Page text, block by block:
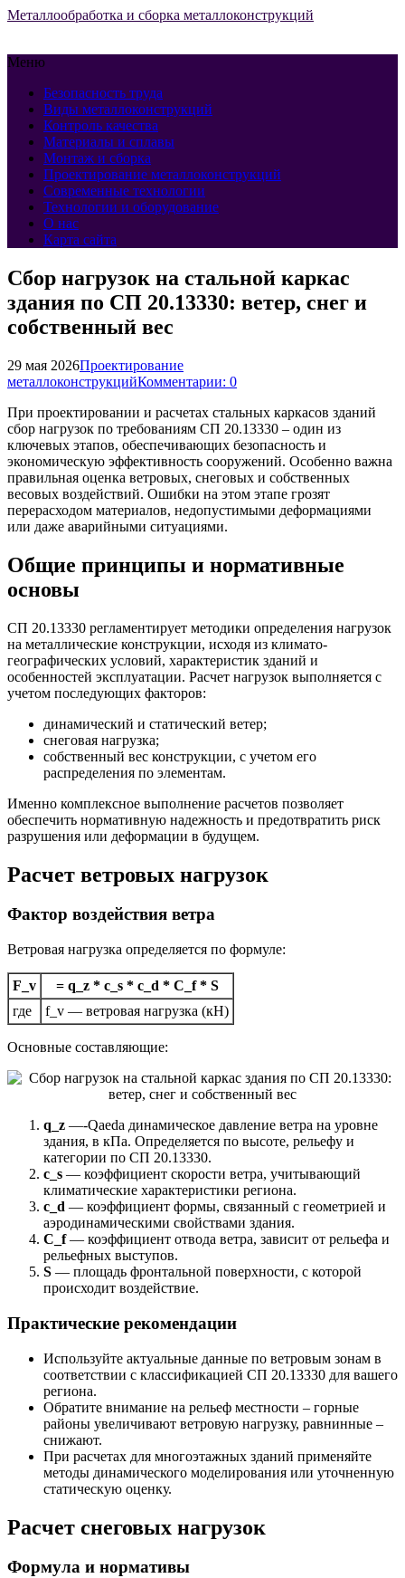
Металлообработка и сборка металлоконструкций
Меню
Безопасность труда
Виды металлоконструкций
Контроль качества
Материалы и сплавы
Монтаж и сборка
Проектирование металлоконструкций
Современные технологии
Технологии и оборудование
О нас
Карта сайта
Сбор нагрузок на стальной каркас
здания по СП 20.13330: ветер, снег и
собственный вес
29 мая 2026Проектирование
металлоконструкцийКомментарии: 0
При проектировании и расчетах стальных каркасов зданий
сбор нагрузок по требованиям СП 20.13330 – один из
ключевых этапов, обеспечивающих безопасность и
экономическую эффективность сооружений. Особенно важна
правильная оценка ветровых, снеговых и собственных
весовых воздействий. Ошибки на этом этапе грозят
перерасходом материалов, недопустимыми деформациями
или даже аварийными ситуациями.
Общие принципы и нормативные
основы
СП 20.13330 регламентирует методики определения нагрузок
на металлические конструкции, исходя из климато-
географических условий, характеристик зданий и
особенностей эксплуатации. Расчет нагрузок выполняется с
учетом последующих факторов:
динамический и статический ветер;
снеговая нагрузка;
собственный вес конструкции, с учетом его
распределения по элементам.
Именно комплексное выполнение расчетов позволяет
обеспечить нормативную надежность и предотвратить риск
разрушения или деформации в будущем.
Расчет ветровых нагрузок
Фактор воздействия ветра
Ветровая нагрузка определяется по формуле:
F_v
= q_z * c_s * c_d * C_f * S
где
f_v — ветровая нагрузка (кН)
Основные составляющие:
q_z —-Qaeda динамическое давление ветра на уровне
здания, в кПа. Определяется по высоте, рельефу и
категории по СП 20.13330.
c_s — коэффициент скорости ветра, учитывающий
климатические характеристики региона.
c_d — коэффициент формы, связанный с геометрией и
аэродинамическими свойствами здания.
C_f— коэффициент отвода ветра, зависит от рельефа и
рельефных выступов.
S — площадь фронтальной поверхности, с которой
происходит воздействие.
Практические рекомендации
Используйте актуальные данные по ветровым зонам в
соответствии с классификацией СП 20.13330 для вашего
региона.
Обратите внимание на рельеф местности – горные
районы увеличивают ветровую нагрузку, равнинные –
снижают.
При расчетах для многоэтажных зданий применяйте
методы динамического моделирования или уточненную
статическую оценку.
Расчет снеговых нагрузок
Формула и нормативы